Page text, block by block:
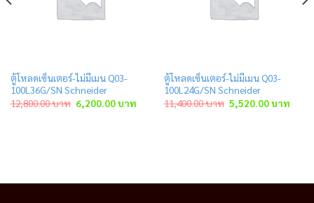
ตู้โหลดเซ็นเตอร์-ไม่มีเมน Q03-
100L36G/SN Schneider
12,800.00บาท Original
price
6,200.00บาทCurrent
price
ตู้โหลดเซ็นเตอร์-ไม่มีเมน Q03-
100L24G/SN Schneider
11,400.00บาท Original
price
5,520.00บาท
price